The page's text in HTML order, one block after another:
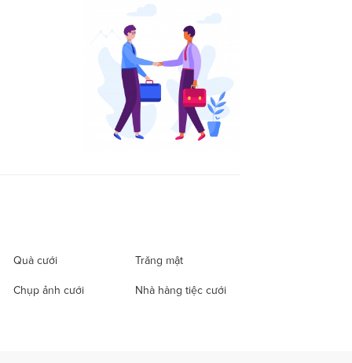
Quà cưới Trăng mật
Chụp ảnh cưới Nhà hàng tiệc cưới